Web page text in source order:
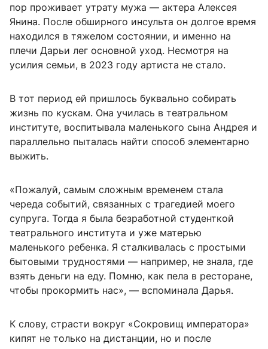
пор проживает утрату мужа — актера Алексея
Янина. После обширного инсульта он долгое время
находился в тяжелом состоянии, и именно на
плечи Дарьи лег основной уход. Несмотря на
усилия семьи, в 2023 году артиста не стало.
В тот период ей пришлось буквально собирать
жизнь по кускам. Она училась в театральном
институте, воспитывала маленького сына Андрея и
параллельно пыталась найти способ элементарно
выжить.
«Пожалуй, самым сложным временем стала
череда событий, связанных с трагедией моего
супруга. Тогда я была безработной студенткой
театрального института и уже матерью
маленького ребенка. Я сталкивалась с простыми
бытовыми трудностями — например, не знала, где
взять деньги на еду. Помню, как пела в ресторане,
чтобы прокормить нас», — вспоминала Дарья.
К слову, страсти вокруг «Сокровищ императора»
кипят не только на дистанции, но и после